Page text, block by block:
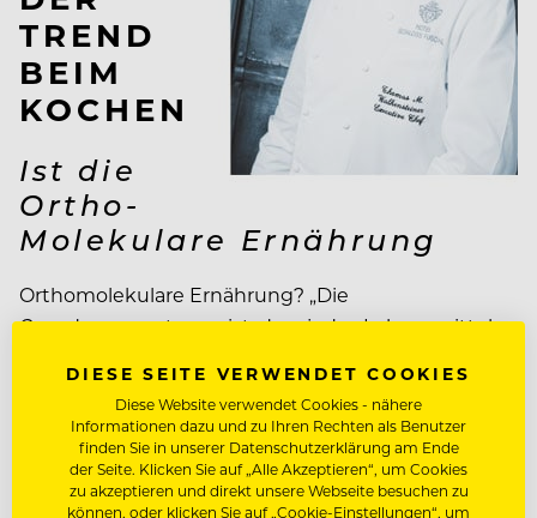
TREND
BEIM
KOCHEN
Ist die
Ortho-
Molekulare Ernährung
Orthomolekulare Ernährung? „Die
Grundvoraussetzung ist, dass jedes Lebensmittel
Thomas M. Walkensteiner, Executive Chef und
Sternekoch im Hotel Schloss Fuschl und jüngst
auch als F&B-Consulter tätig.
DIESE SEITE VERWENDET COOKIES
Diese Website verwendet Cookies - nähere
Informationen dazu und zu Ihren Rechten als Benutzer
finden Sie in unserer Datenschutzerklärung am Ende
der Seite. Klicken Sie auf „Alle Akzeptieren“, um Cookies
zu akzeptieren und direkt unsere Webseite besuchen zu
können, oder klicken Sie auf „Cookie-Einstellungen“, um